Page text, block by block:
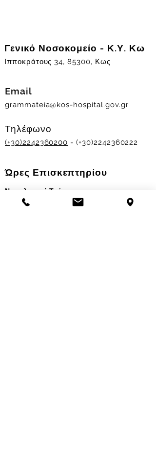
Γενικό Νοσοκομείο - Κ.Υ. Κω
Ιπποκράτους 34, 85300, Κως
Email
grammateia@kos-hospital.gov.gr
Τηλέφωνο
(+30)2242360200 - (+30)2242360222
Ώρες Επισκεπτηρίου
Νοσηλευτικά Τμήματα
Χειμερινό ωράριο: 11.00-13.00
17.30-19.30